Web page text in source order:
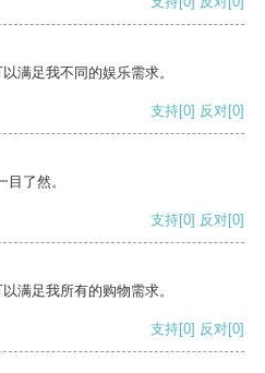
满足我不同的娱乐需求。
支持[0] 反对[0]
了然。
支持[0] 反对[0]
满足我所有的购物需求。
支持[0] 反对[0]